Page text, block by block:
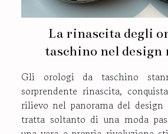
La rinascita degli
taschino nel design
Gli orologi da taschino
sorprendente rinascita,
rilievo nel panorama del
tratta soltanto di una moda